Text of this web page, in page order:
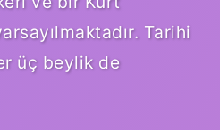
Tarihi
üç beylik de